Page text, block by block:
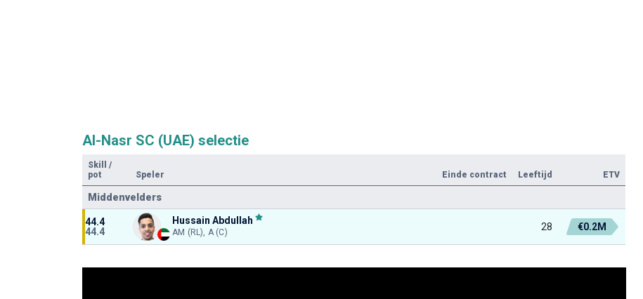
Al-Nasr SC (UAE) selectie
Skill
/
pot
Speler Einde contract Leeftijd ETV
Middenvelders
44.4
44.4
Hussain Abdullah
AM (RL), A (C) 28 €0.2M